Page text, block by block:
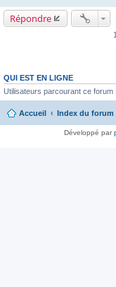
Répondre
QUI EST EN LIGNE
Utilisateurs parcourant ce forum
Accueil Index du forum
Développé par